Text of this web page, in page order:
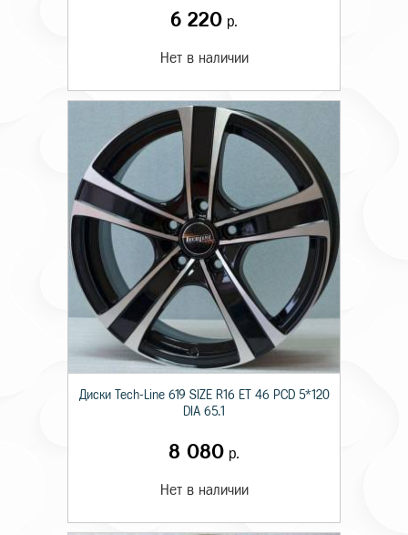
6 220 р.
Нет в наличии
Диски Tech-Line 619 SIZE R16 ET 46 PCD 5*120
DIA 65.1
8 080 р.
Нет в наличии